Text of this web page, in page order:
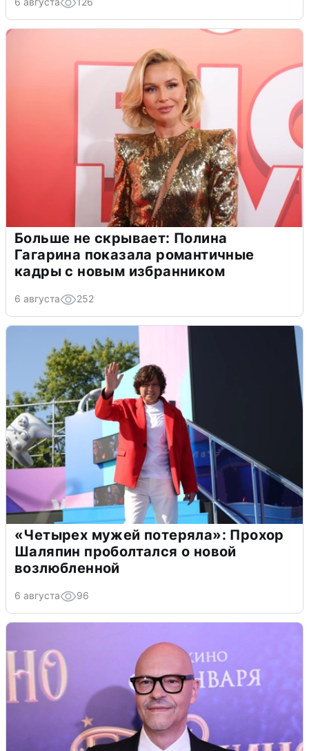
Больше не скрывает: Полина
Гагарина показала романтичные
кадры с новым избранником
6 августа 252
«Четырех мужей потеряла»: Прохор
Шаляпин проболтался о новой
возлюбленной
6 августа 96